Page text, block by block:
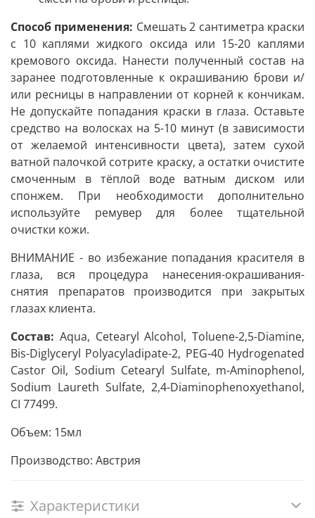
Способ применения: Смешать 2 сантиметра краски
с 10 каплями жидкого оксида или 15-20 каплями
кремового оксида. Нанести полученный состав на
заранее подготовленные к окрашиванию брови и/
или ресницы в направлении от корней к кончикам.
Не допускайте попадания краски в глаза. Оставьте
средство на волосках на 5-10 минут (в зависимости
от желаемой интенсивности цвета), затем сухой
ватной палочкой сотрите краску, а остатки очистите
смоченным в тёплой воде ватным диском или
спонжем. При необходимости дополнительно
используйте ремувер для более тщательной
очистки кожи.
ВНИМАНИЕ - во избежание попадания красителя в
глаза, вся процедура нанесения-окрашивания-
снятия препаратов производится при закрытых
глазах клиента.
Состав: Aqua, Cetearyl Alcohol, Toluene-2,5-Diamine,
Bis-Diglyceryl Polyacyladipate-2, PEG-40 Hydrogenated
Castor Oil, Sodium Cetearyl Sulfate, m-Aminophenol,
Sodium Laureth Sulfate, 2,4-Diaminophenoxyethanol,
CI 77499.
Объем: 15мл
Производство: Австрия
Характеристики